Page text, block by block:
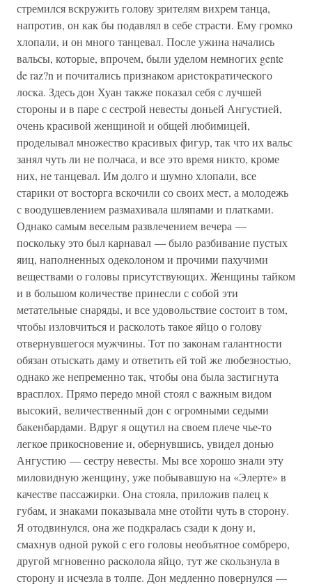
стремился вскружить голову зрителям вихрем танца,
напротив, он как бы подавлял в себе страсти. Ему громко
хлопали, и он много танцевал. После ужина начались
вальсы, которые, впрочем, были уделом немногих gente
de raz?n и почитались признаком аристократического
лоска. Здесь дон Хуан также показал себя с лучшей
стороны и в паре с сестрой невесты доньей Ангустией,
очень красивой женщиной и общей любимицей,
проделывал множество красивых фигур, так что их вальс
занял чуть ли не полчаса, и все это время никто, кроме
них, не танцевал. Им долго и шумно хлопали, все
старики от восторга вскочили со своих мест, а молодежь
с воодушевлением размахивала шляпами и платками.
Однако самым веселым развлечением вечера —
поскольку это был карнавал — было разбивание пустых
яиц, наполненных одеколоном и прочими пахучими
веществами о головы присутствующих. Женщины тайком
и в большом количестве принесли с собой эти
метательные снаряды, и все удовольствие состоит в том,
чтобы изловчиться и расколоть такое яйцо о голову
отвернувшегося мужчины. Тот по законам галантности
обязан отыскать даму и ответить ей той же любезностью,
однако же непременно так, чтобы она была застигнута
врасплох. Прямо передо мной стоял с важным видом
высокий, величественный дон с огромными седыми
бакенбардами. Вдруг я ощутил на своем плече чье-то
легкое прикосновение и, обернувшись, увидел донью
Ангустию — сестру невесты. Мы все хорошо знали эту
миловидную женщину, уже побывавшую на «Элерте» в
качестве пассажирки. Она стояла, приложив палец к
губам, и знаками показывала мне отойти чуть в сторону.
Я отодвинулся, она же подкралась сзади к дону и,
смахнув одной рукой с его головы необъятное сомбреро,
другой мгновенно расколола яйцо, тут же скользнула в
сторону и исчезла в толпе. Дон медленно повернулся —